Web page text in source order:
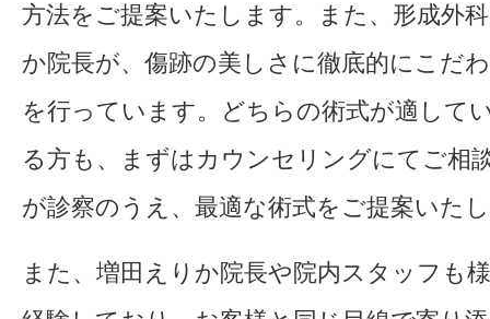
方法をご提案いたします。また、形成外
か院長が、傷跡の美しさに徹底的にこだ
を行っています。どちらの術式が適して
る方も、まずはカウンセリングにてご相
が診察のうえ、最適な術式をご提案いた
また、増田えりか院長や院内スタッフも